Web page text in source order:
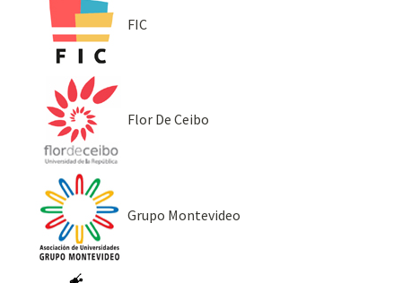
FIC
Flor De Ceibo
Grupo Montevideo